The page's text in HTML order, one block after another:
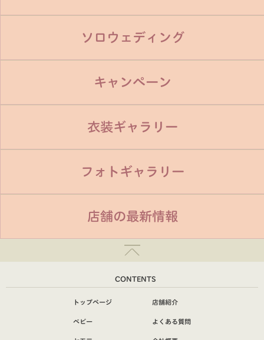
ソロウェディング
キャンペーン
衣装ギャラリー
フォトギャラリー
店舗の最新情報
CONTENTS
トップページ
ベビー
店舗紹介
よくある質問